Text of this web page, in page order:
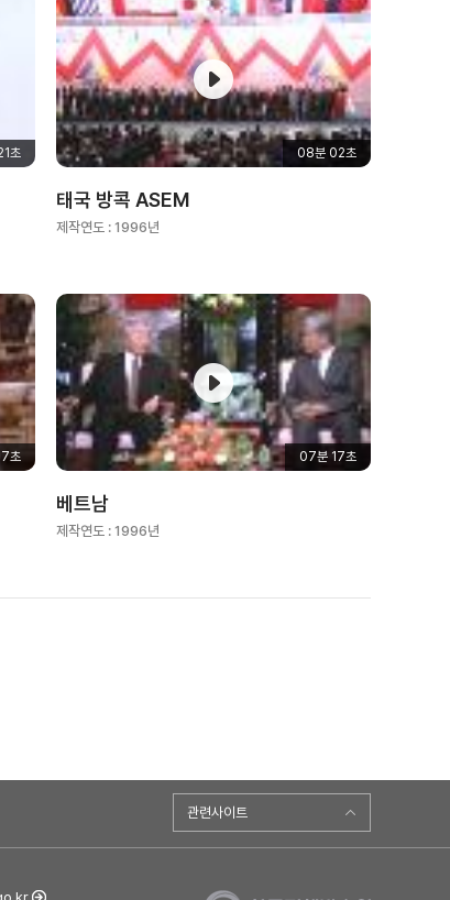
초 08분 02초
태국 방콕 ASEM
제작연도 : 1996년
초 07분 17초
베트남
제작연도 : 1996년
관련사이트